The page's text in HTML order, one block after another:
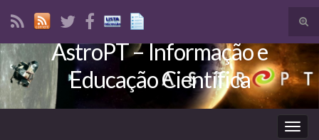
Search for:
AstroPT – Informação e
Educação Científica